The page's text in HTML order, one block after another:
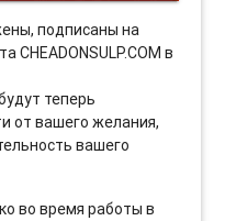
подписаны на
CHEADONSULP.COM в
теперь
от вашего желания,
вашего
во время работы в